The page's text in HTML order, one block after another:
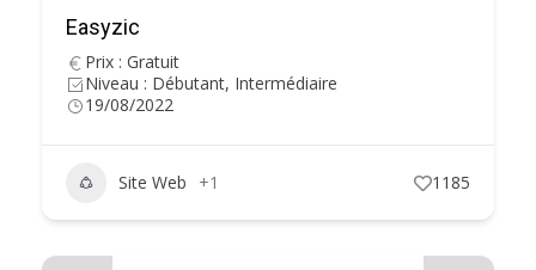
Easyzic
Prix : Gratuit
Niveau : Débutant, Intermédiaire
19/08/2022
Site Web +1 1185